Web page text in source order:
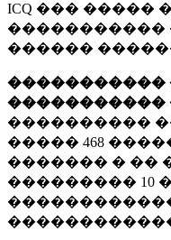
ICQ ��� �����
�����������
������
�����������
�����������
����������
����� 468
������� � ��
��������� 10